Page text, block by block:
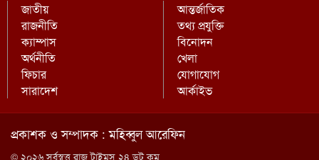
জাতীয়
রাজনীতি
আন্তর্জাতিক
তথ্য প্রযুক্তি
ক্যাম্পাস
অর্থনীতি
বিনোদন
খেলা
ফিচার
সারাদেশ
যোগাযোগ
আর্কাইভ
প্রকাশক ও সম্পাদক : মহিব্বুল আরেফিন
© ২০২৬ সর্বস্বত্ত্ব রাজ টাইমস ২৪ ডট কম